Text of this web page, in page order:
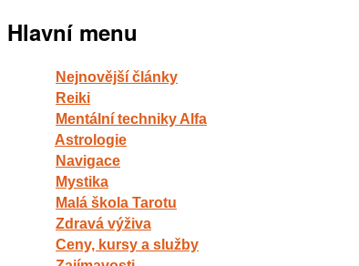
Hlavní menu
Nejnovější články
Reiki
Mentální techniky Alfa
Astrologie
Navigace
Mystika
Malá škola Tarotu
Zdravá výživa
Ceny, kursy a služby